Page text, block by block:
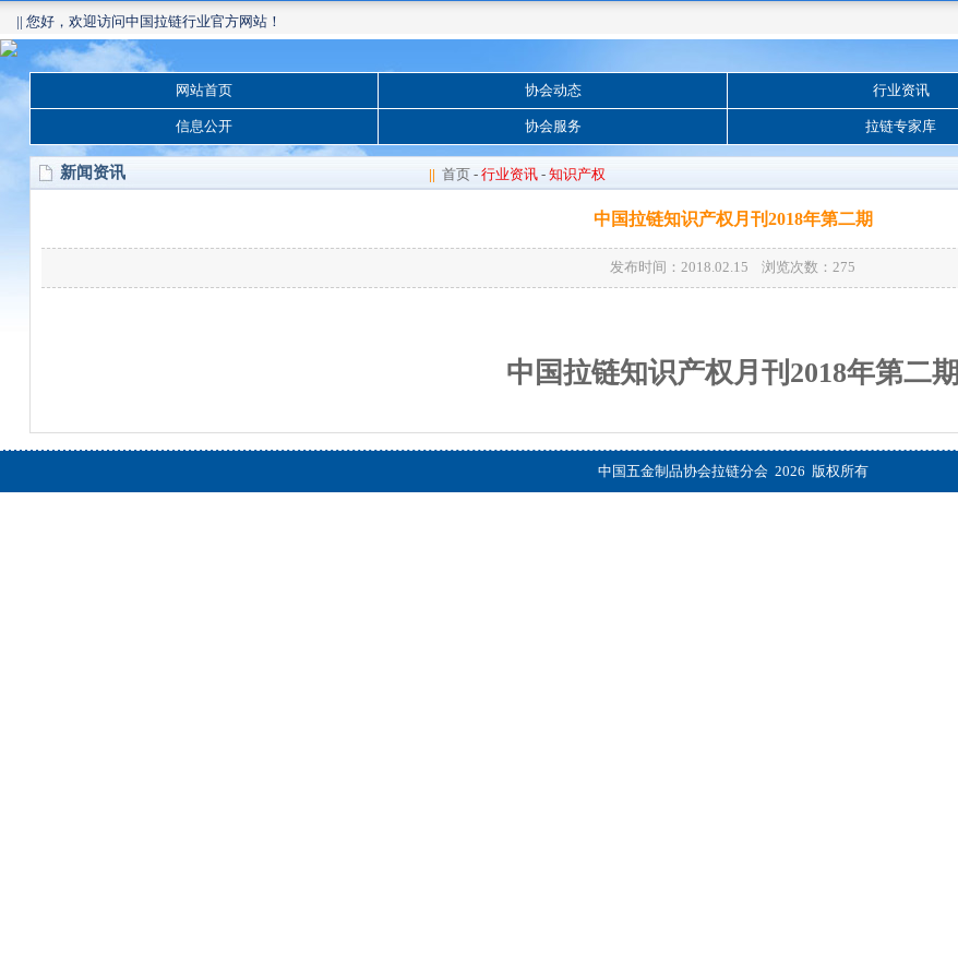
|| 您好，欢迎访问中国拉链行业官方网站！
网站首页 协会动态 行业资讯
信息公开 协会服务 拉链专家库
新闻资讯 || 首页- 行业资讯- 知识产权
中国拉链知识产权月刊2018年第二期
发布时间：2018.02.15 浏览次数：275
中国拉链知识产权月刊2018年第二期
中国五金制品协会拉链分会 2026 版权所有